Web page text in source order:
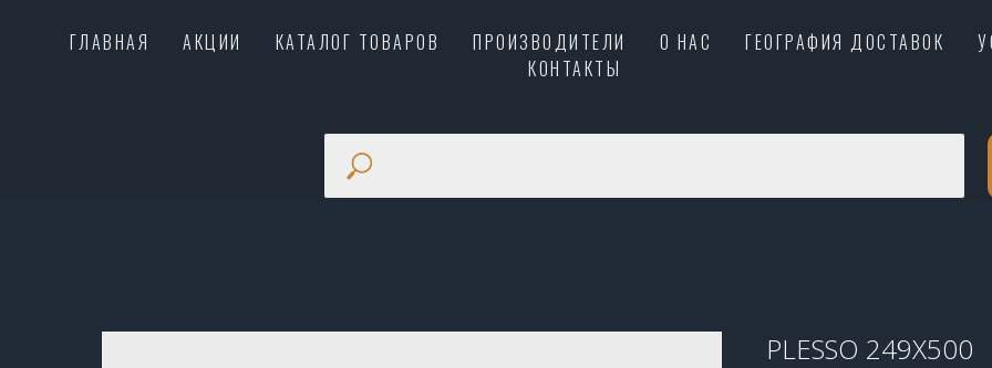
ГЛАВНАЯ АКЦИИ КАТАЛОГ ТОВАРОВ ПРОИЗВОДИТЕЛИ О НАС ГЕОГРАФИЯ ДОСТАВОК
КОНТАКТЫ
PLESSO 249X500